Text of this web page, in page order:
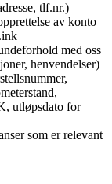
tlf.nr.)
av konto
med oss
henvendelser)
utløpsdato for
som er relevant